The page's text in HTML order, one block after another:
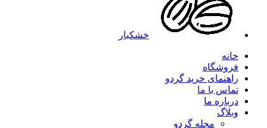
خشکبار
خانه
فروشگاه
راهنمای خرید گردو
تماس با ما
درباره ما
وبلاگ
مجله گردو